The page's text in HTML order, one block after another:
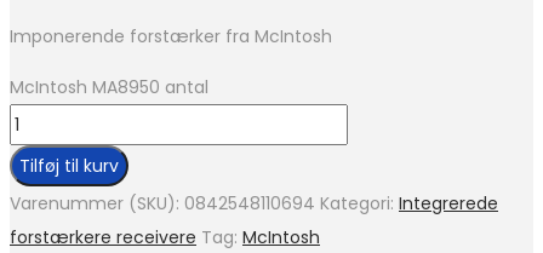
Imponerende forstærker fra McIntosh
McIntosh MA8950 antal
Tilføj til kurv
Varenummer (SKU): 0842548110694 Kategori: Integrerede
forstærkere receivere Tag: McIntosh